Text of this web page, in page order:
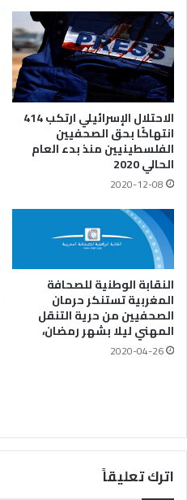
الاحتلال الإسرائيلي ارتكب 414
انتهاكًا بحق الصحفيين
الفلسطينيين منذ بدء العام
الحالي 2020
2020-12-08
النقابة الوطنية للصحافة
المغربية تستنكر حرمان
الصحفيين من حرية التنقل
المهني ليلا بشهر رمضان،
2020-04-26
اترك تعليقاً